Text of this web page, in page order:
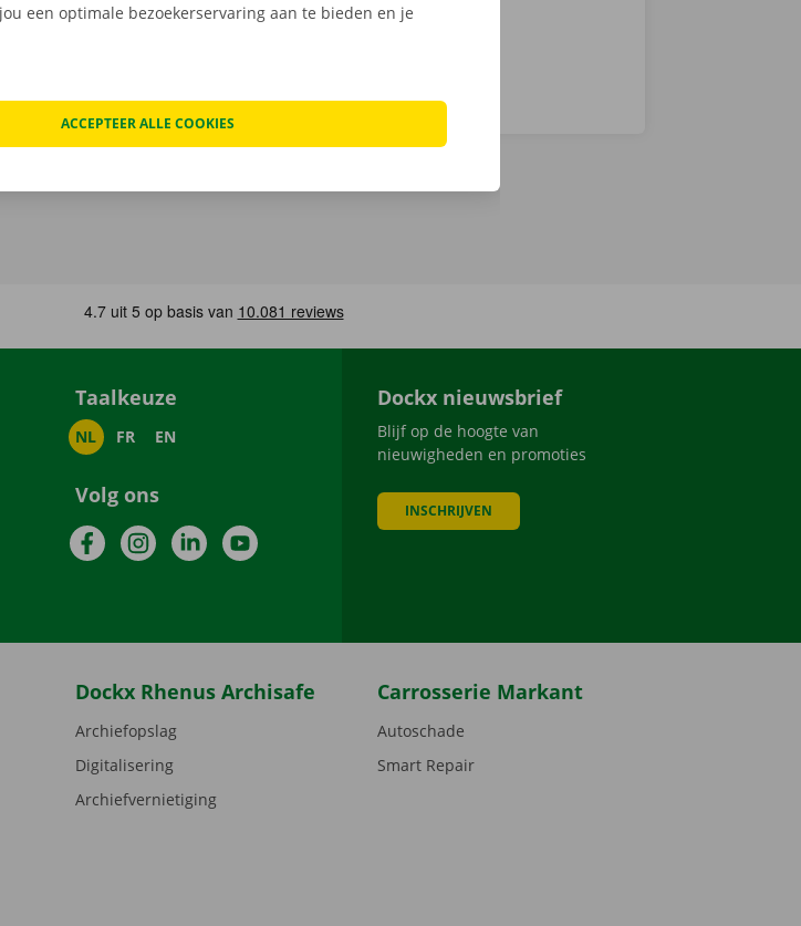
Taalkeuze
NL FR EN
Volg ons
FacebookInstagramLinkedInYouTube
Dockx nieuwsbrief
Blijf op de hoogte van
nieuwigheden en promoties
INSCHRIJVEN
Dockx Rhenus Archisafe
Archiefopslag
Digitalisering
Archiefvernietiging
Carrosserie Markant
Autoschade
Smart Repair
een optimale bezoekerservaring aan te bieden en je
ACCEPTEER ALLE COOKIES